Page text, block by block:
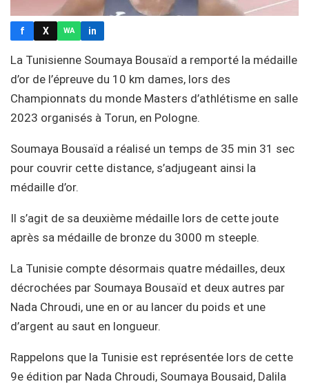
f X WA in
La Tunisienne Soumaya Bousaïd a remporté la médaille
d’or de l’épreuve du 10 km dames, lors des
Championnats du monde Masters d’athlétisme en salle
2023 organisés à Torun, en Pologne.
Soumaya Bousaïd a réalisé un temps de 35 min 31 sec
pour couvrir cette distance, s’adjugeant ainsi la
médaille d’or.
Il s’agit de sa deuxième médaille lors de cette joute
après sa médaille de bronze du 3000 m steeple.
La Tunisie compte désormais quatre médailles, deux
décrochées par Soumaya Bousaïd et deux autres par
Nada Chroudi, une en or au lancer du poids et une
d’argent au saut en longueur.
Rappelons que la Tunisie est représentée lors de cette
9e édition par Nada Chroudi, Soumaya Bousaid, Dalila